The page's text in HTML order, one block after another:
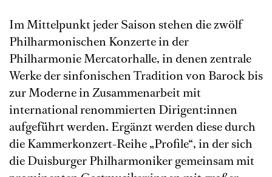
Im Mittelpunkt jeder Saison stehen die zwölf
Philharmonischen Konzerte in der
Philharmonie Mercatorhalle, in denen zentrale
Werke der sinfonischen Tradition von Barock bis
zur Moderne in Zusammenarbeit mit
international renommierten Dirigent:innen
aufgeführt werden. Ergänzt werden diese durch
die Kammerkonzert-Reihe „Profile“, in der sich
die Duisburger Philharmoniker gemeinsam mit